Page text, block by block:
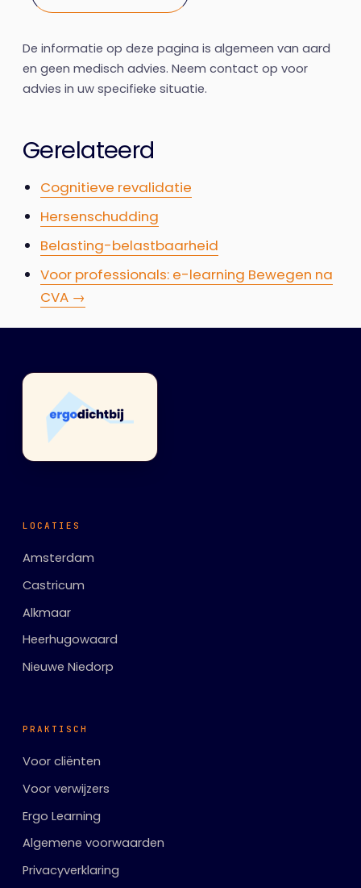
De informatie op deze pagina is algemeen van aard
en geen medisch advies. Neem contact op voor
advies in uw specifieke situatie.
Gerelateerd
Cognitieve revalidatie
Hersenschudding
Belasting-belastbaarheid
Voor professionals: e-learning Bewegen na
CVA →
LOCATIES
Amsterdam
Castricum
Alkmaar
Heerhugowaard
Nieuwe Niedorp
PRAKTISCH
Voor cliënten
Voor verwijzers
Ergo Learning
Algemene voorwaarden
Privacyverklaring